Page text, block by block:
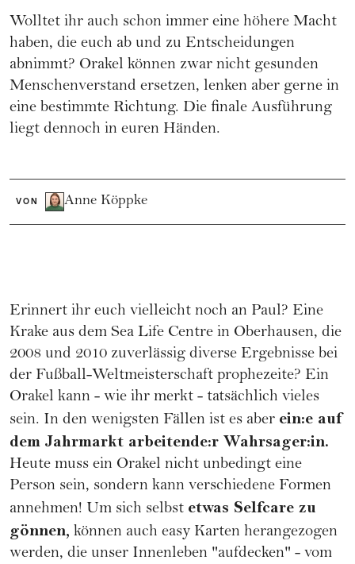
Wolltet ihr auch schon immer eine höhere Macht
haben, die euch ab und zu Entscheidungen
abnimmt? Orakel können zwar nicht gesunden
Menschenverstand ersetzen, lenken aber gerne in
eine bestimmte Richtung. Die finale Ausführung
liegt dennoch in euren Händen.
VON Anne Köppke
Erinnert ihr euch vielleicht noch an Paul? Eine
Krake aus dem Sea Life Centre in Oberhausen, die
2008 und 2010 zuverlässig diverse Ergebnisse bei
der Fußball-Weltmeisterschaft prophezeite? Ein
Orakel kann - wie ihr merkt - tatsächlich vieles
sein. In den wenigsten Fällen ist es aber ein:e auf
dem Jahrmarkt arbeitende:r Wahrsager:in.
Heute muss ein Orakel nicht unbedingt eine
Person sein, sondern kann verschiedene Formen
annehmen! Um sich selbst etwas Selfcare zu
gönnen, können auch easy Karten herangezogen
werden, die unser Innenleben "aufdecken" - vom